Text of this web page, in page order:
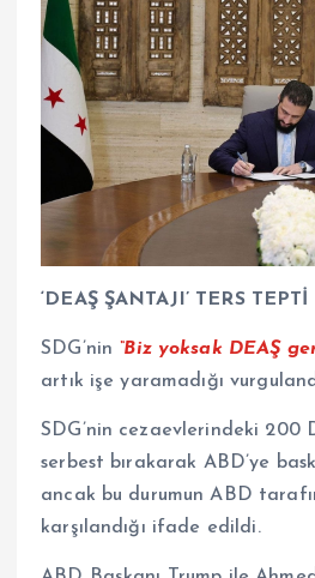
‘DEAŞ ŞANTAJI’ TERS TEPTİ
SDG’nin “Biz yoksak DEAŞ
artık işe yaramadığı
SDG’nin cezaevlerindeki 200
serbest bırakarak ABD’ye
ancak bu durumun ABD
karşılandığı ifade edildi.